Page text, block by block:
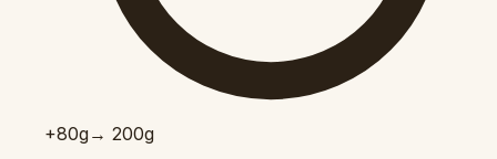
+80g→ 200g